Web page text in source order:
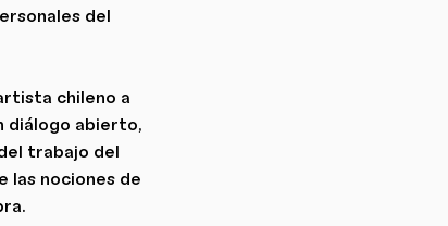
del
chileno a
diálogo abierto,
trabajo del
las nociones de